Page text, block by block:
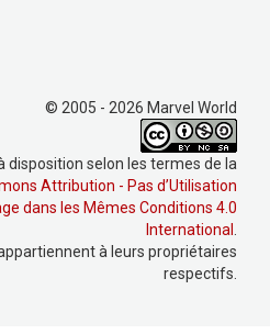
© 2005 - 2026 Marvel World
disposition selon les termes de la
Attribution - Pas d’Utilisation
dans les Mêmes Conditions 4.0
International .
à leurs propriétaires
respectifs.